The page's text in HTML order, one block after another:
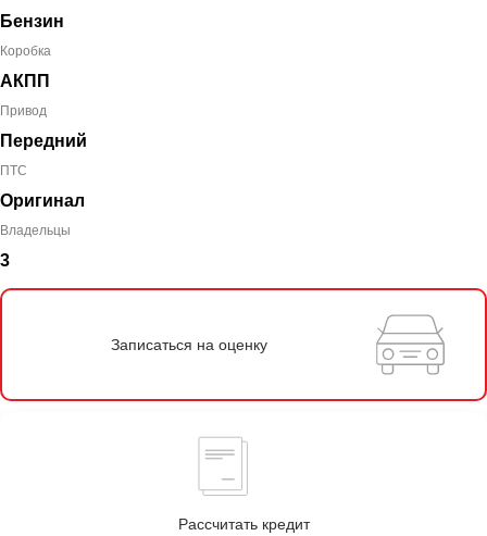
Бензин
Коробка
АКПП
Привод
Передний
ПТС
Оригинал
Владельцы
3
Записаться на оценку
Рассчитать кредит